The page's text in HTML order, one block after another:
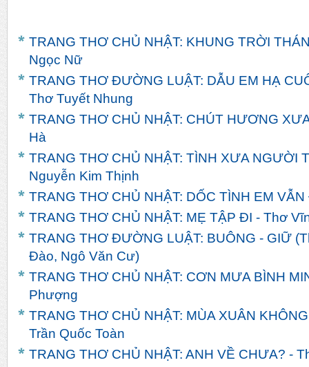
TRANG THƠ CHỦ NHẬT: KHUNG TRỜI
Ngọc Nữ
TRANG THƠ ĐƯỜNG LUẬT: DẪU EM HẠ
Thơ Tuyết Nhung
TRANG THƠ CHỦ NHẬT: CHÚT HƯƠNG
Hà
TRANG THƠ CHỦ NHẬT: TÌNH XƯA NGƯỜI
Nguyễn Kim Thịnh
TRANG THƠ CHỦ NHẬT: DỐC TÌNH EM
TRANG THƠ CHỦ NHẬT: MẸ TẬP ĐI - Thơ
TRANG THƠ ĐƯỜNG LUẬT: BUÔNG - GIỮ
Đào, Ngô Văn Cư)
TRANG THƠ CHỦ NHẬT: CƠN MƯA BÌNH
Phượng
TRANG THƠ CHỦ NHẬT: MÙA XUÂN
Trần Quốc Toàn
TRANG THƠ CHỦ NHẬT: ANH VỀ CHƯA? -